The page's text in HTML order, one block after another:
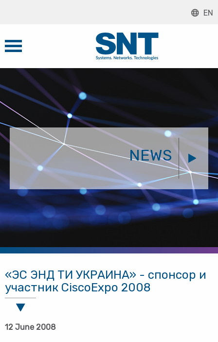
EN
NEWS
«ЭС ЭНД ТИ УКРАИНА» - спонсор и
участник CiscoExpo 2008
12 June 2008